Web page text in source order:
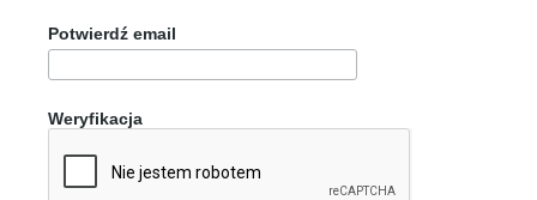
Potwierdź email
Weryfikacja